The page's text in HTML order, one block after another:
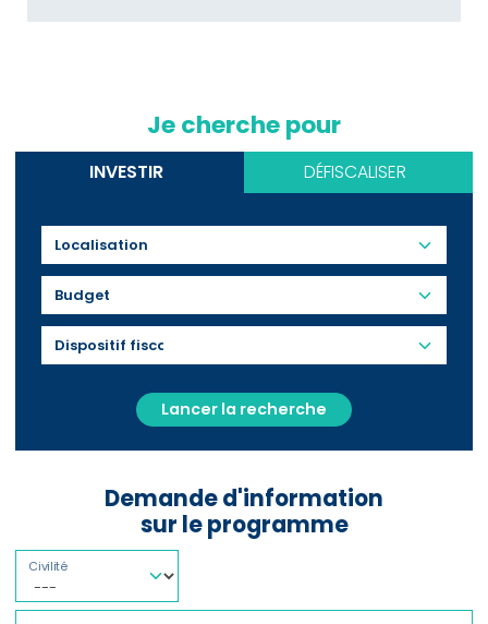
Je cherche pour
INVESTIR DÉFISCALISER
Budget
Lancer la recherche
Demande d'information
sur le programme
Civilité